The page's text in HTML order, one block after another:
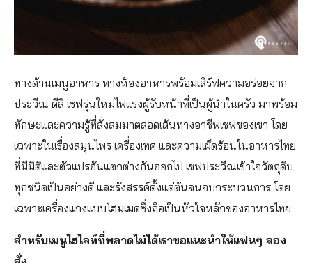
ทางด้านเมนูอาหาร ทางห้องอาหารพร้อมเสิร์ฟความอร่อยจาก
ประวีณ ดีลี เชฟรุ่นใหม่ไฟแรงผู้รับหน้าที่เป็นผู้นำในครัว มาพร้อม
ทักษะและความรู้ที่สั่งสมมาตลอดเส้นทางอาชีพเชฟของเขา โดย
เฉพาะในเรื่องสมุนไพร เครื่องเทศ และความเผ็ดร้อนในอาหารไทย
ที่มีมิติและตัวแปรอันแตกต่างกันออกไป เชฟประวีณเข้าใจวัตถุดิบ
ทุกชนิดเป็นอย่างดี และรังสรรค์ตั้งแต่ต้นจนจบกระบวนการ โดย
เฉพาะเครื่องแกงแบบโฮมเมดซึ่งถือเป็นหัวใจหลักของอาหารไทย
สำหรับเมนูไฮไลท์ที่พลาดไม่ได้เราขอแนะนำให้แฟนๆ ลอง